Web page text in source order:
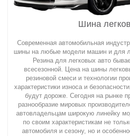
Шина
Современная автомобильная
шины на любые модели машин и для
Резина для легковых авто
всесезонной. Цена на шины
резиновой смеси и технологии
характеристики износа и
будут дороже. Сегодня на рынке
разнообразие мировых
автовладельцам широкую линейку
по своим характеристикам не
автомобиля и сезону, но и